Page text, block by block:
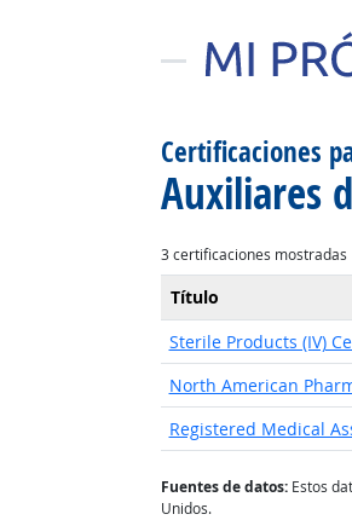
Certificaciones
Auxiliares
3 certificaciones mostradas
Título
Sterile Products (IV)
North American
Registered Medical
Fuentes de datos:Estos
Unidos.